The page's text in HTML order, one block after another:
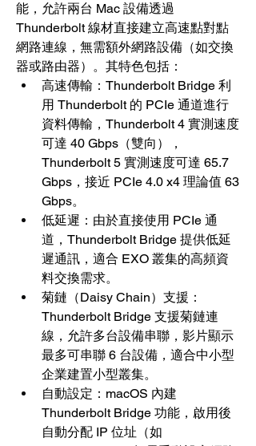
能，允許兩台 Mac 設備透過
Thunderbolt 線材直接建立高速點對點
網路連線，無需額外網路設備（如交換
器或路由器）。其特色包括：
高速傳輸：Thunderbolt Bridge 利
用 Thunderbolt 的 PCIe 通道進行
資料傳輸，Thunderbolt 4 實測速度
可達 40 Gbps（雙向），
Thunderbolt 5 實測速度可達 65.7
Gbps，接近 PCIe 4.0 x4 理論值 63
Gbps。
低延遲：由於直接使用 PCIe 通
道，Thunderbolt Bridge 提供低延
遲通訊，適合 EXO 叢集的高頻資
料交換需求。
菊鏈（Daisy Chain）支援：
Thunderbolt Bridge 支援菊鏈連
線，允許多台設備串聯，影片顯示
最多可串聯 6 台設備，適合中小型
企業建置小型叢集。
自動設定：macOS 內建
Thunderbolt Bridge 功能，啟用後
自動分配 IP 位址（如